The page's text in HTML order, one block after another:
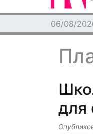
06/08/
для